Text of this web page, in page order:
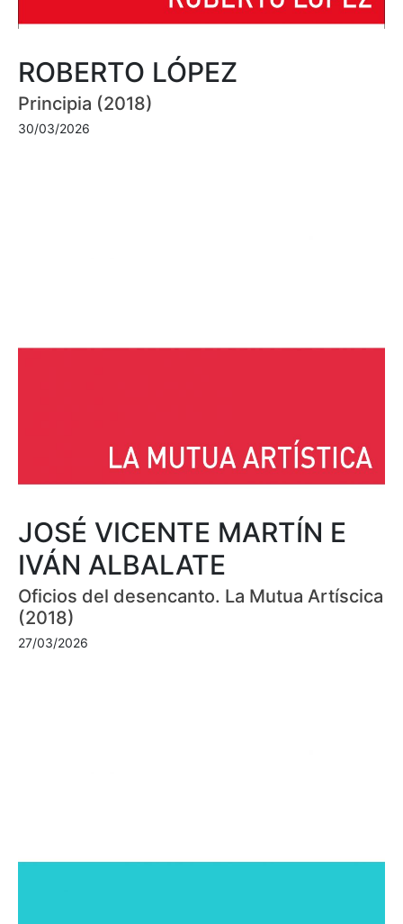
ROBERTO LÓPEZ
Principia (2018)
30/03/2026
JOSÉ VICENTE MARTÍN E
IVÁN ALBALATE
Oficios del desencanto. La Mutua Artíscica
(2018)
27/03/2026